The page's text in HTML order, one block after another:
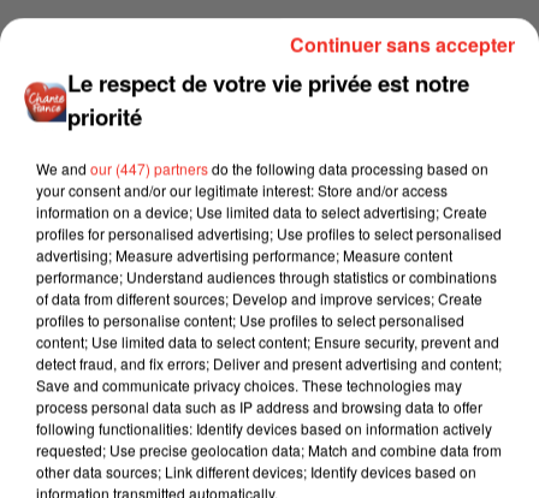
Le respect de votre vie privée est notre
priorité
We and our (447) partnersdo the following data processing based on
your consent and/or our legitimate interest: Store and/or access
information on a device; Use limited data to select advertising; Create
profiles for personalised advertising; Use profiles to select personalised
advertising; Measure advertising performance; Measure content
performance; Understand audiences through statistics or combinations
of data from different sources; Develop and improve services; Create
profiles to personalise content; Use profiles to select personalised
content; Use limited data to select content; Ensure security, prevent and
detect fraud, and fix errors; Deliver and present advertising and content;
Save and communicate privacy choices. These technologies may
process personal data such as IP address and browsing data to offer
following functionalities: Identify devices based on information actively
requested; Use precise geolocation data; Match and combine data from
other data sources; Link different devices; Identify devices based on
information transmitted automatically.
Continuer sans accepter